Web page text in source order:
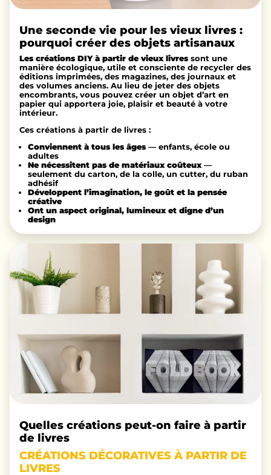
Une seconde vie pour les vieux livres :
pourquoi créer des objets artisanaux
Les créations DIY à partir de vieux livres sont une
manière écologique, utile et consciente de recycler des
éditions imprimées, des magazines, des journaux et
des volumes anciens. Au lieu de jeter des objets
encombrants, vous pouvez créer un objet d’art en
papier qui apportera joie, plaisir et beauté à votre
intérieur.
Ces créations à partir de livres :
Conviennent à tous les âges — enfants, école ou
adultes
Ne nécessitent pas de matériaux coûteux —
seulement du carton, de la colle, un cutter, du ruban
adhésif
Développent l’imagination, le goût et la pensée
créative
Ont un aspect original, lumineux et digne d’un
design
Quelles créations peut-on faire à partir
de livres
CRÉATIONS DÉCORATIVES À PARTIR DE
LIVRES